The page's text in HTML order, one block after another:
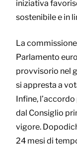
iniziativa
sostenibile e in
La
Parlamento
provvisorio nel
si appresta a
Infine,
dal Consiglio
vigore.
24 mesi di